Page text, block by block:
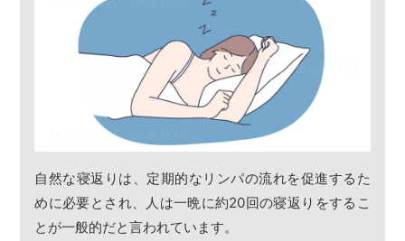
自然な寝返りは、定期的なリンパの流れを促進するた
めに必要とされ、人は一晩に約20回の寝返りをするこ
とが一般的だと言われています。